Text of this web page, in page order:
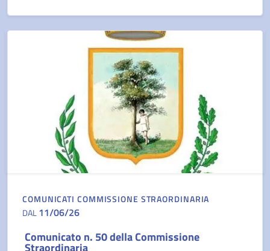
COMUNICATI COMMISSIONE STRAORDINARIA
DAL11/06/26
Comunicato n. 50 della Commissione
Straordinaria